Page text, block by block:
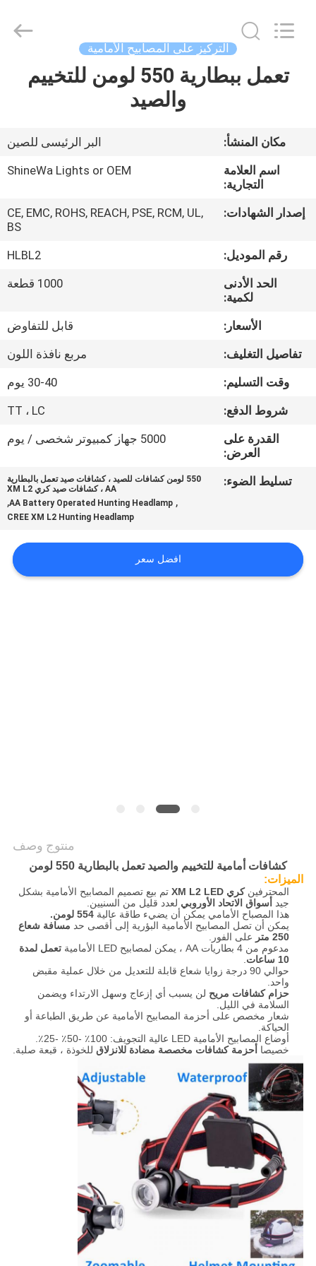
المنزل
فيديوهات
حولنا
جولة
مراقبة
الجودة
اتصل
أخبار
خريطة
Reserved.
التركيز على المصابيح الأمامية
تعمل ببطارية 550 لومن للتخييم
والصيد
مكان المنشأ:
البر الرئيسى للصين
اسم العلامة
التجارية:
ShineWa Lights or OEM
إصدار الشهادات:
CE, EMC, ROHS, REACH, PSE, RCM, UL,
BS
رقم الموديل:
HLBL2
الحد الأدنى
لكمية:
1000 قطعة
الأسعار:
قابل للتفاوض
تفاصيل التغليف:
مربع نافذة اللون
وقت التسليم:
30-40 يوم
شروط الدفع:
TT ، LC
القدرة على
العرض:
5000 جهاز كمبيوتر شخصى / يوم
تسليط الضوء:
550 لومن كشافات للصيد ، كشافات صيد تعمل بالبطارية
AA ، كشافات صيد كري XM L2
,
AA Battery Operated Hunting Headlamp
,
CREE XM L2 Hunting Headlamp
افضل سعر
منتوج وصف
كشافات أمامية للتخييم والصيد تعمل بالبطارية 550 لومن
الميزات:
المحترفينكري XM L2 LED
تم بيع تصميم المصابيح الأمامية بشكل
جيد أسواق الاتحاد الأوروبي لعدد قليل من السنيين.
هذا المصباح الأمامي يمكن أن يضيء طاقة عالية 554 لومن.
يمكن أن تصل المصابيح الأمامية البؤرية إلى أقصى حد مسافة شعاع
250 متر
على الفور.
مدعوم من 4 بطاريات AA ، يمكن لمصابيح LED الأمامية
تعمل لمدة
10 ساعات
.
حوالي 90 درجة زوايا شعاع قابلة للتعديل من خلال عملية مقبض
واحد.
حزام كشافات مريح لن يسبب أي إزعاج وسهل الارتداء ويضمن
السلامة في الليل.
شعار مخصص على أحزمة المصابيح الأمامية عن طريق الطباعة أو
الحياكة.
أوضاع المصابيح الأمامية LED عالية التجويف: 100٪ -50٪ -25٪.
خصيصا أحزمة كشافات مخصصة مضادة للانزلاقللخوذة ، قبعة صلبة.